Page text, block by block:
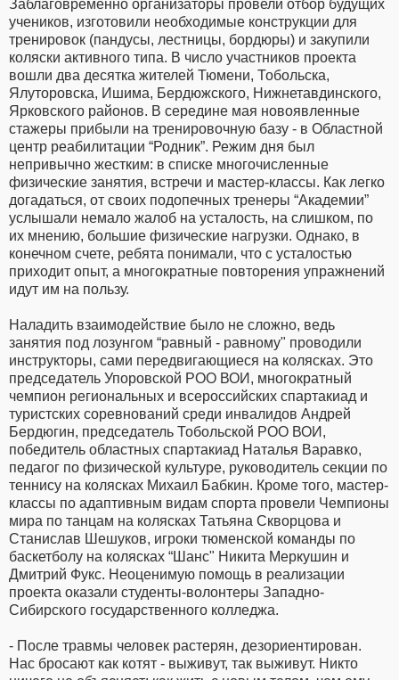
Заблаговременно организаторы провели отбор будущих
учеников, изготовили необходимые конструкции для
тренировок (пандусы, лестницы, бордюры) и закупили
коляски активного типа. В число участников проекта
вошли два десятка жителей Тюмени, Тобольска,
Ялуторовска, Ишима, Бердюжского, Нижнетавдинского,
Ярковского районов. В середине мая новоявленные
стажеры прибыли на тренировочную базу - в Областной
центр реабилитации “Родник”. Режим дня был
непривычно жестким: в списке многочисленные
физические занятия, встречи и мастер-классы. Как легко
догадаться, от своих подопечных тренеры “Академии”
услышали немало жалоб на усталость, на слишком, по
их мнению, большие физические нагрузки. Однако, в
конечном счете, ребята понимали, что с усталостью
приходит опыт, а многократные повторения упражнений
идут им на пользу.
Наладить взаимодействие было не сложно, ведь
занятия под лозунгом “равный - равному" проводили
инструкторы, сами передвигающиеся на колясках. Это
председатель Упоровской РОО ВОИ, многократный
чемпион региональных и всероссийских спартакиад и
туристских соревнований среди инвалидов Андрей
Бердюгин, председатель Тобольской РОО ВОИ,
победитель областных спартакиад Наталья Варавко,
педагог по физической культуре, руководитель секции по
теннису на колясках Михаил Бабкин. Кроме того, мастер-
классы по адаптивным видам спорта провели Чемпионы
мира по танцам на колясках Татьяна Скворцова и
Станислав Шешуков, игроки тюменской команды по
баскетболу на колясках “Шанс" Никита Меркушин и
Дмитрий Фукс. Неоценимую помощь в реализации
проекта оказали студенты-волонтеры Западно-
Сибирского государственного колледжа.
- После травмы человек растерян, дезориентирован.
Нас бросают как котят - выживут, так выживут. Никто